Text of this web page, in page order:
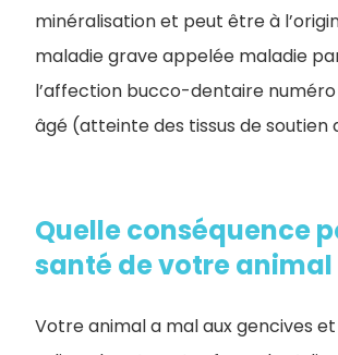
minéralisation et peut être à
maladie grave appelée maladie
l’affection bucco-dentaire numéro
âgé (atteinte des tissus de soutien
Quelle conséquence
santé de votre animal
Votre animal a mal aux gencives et